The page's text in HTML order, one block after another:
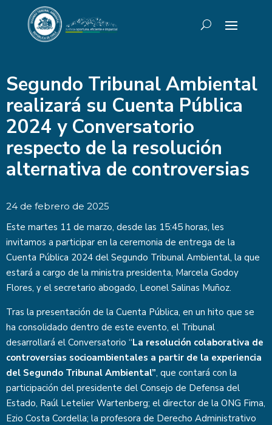
Segundo Tribunal Ambiental
realizará su Cuenta Pública
2024 y Conversatorio
respecto de la resolución
alternativa de controversias
24 de febrero de 2025
Este martes 11 de marzo, desde las 15:45 horas, les
invitamos a participar en la ceremonia de entrega de la
Cuenta Pública 2024 del Segundo Tribunal Ambiental, la que
estará a cargo de la ministra presidenta, Marcela Godoy
Flores, y el secretario abogado, Leonel Salinas Muñoz.
Tras la presentación de la Cuenta Pública, en un hito que se
ha consolidado dentro de este evento, el Tribunal
desarrollará el Conversatorio “La resolución colaborativa de
controversias socioambientales a partir de la experiencia
del Segundo Tribunal Ambiental”, que contará con la
participación del presidente del Consejo de Defensa del
Estado, Raúl Letelier Wartenberg; el director de la ONG Fima,
Ezio Costa Cordella; la profesora de Derecho Administrativo